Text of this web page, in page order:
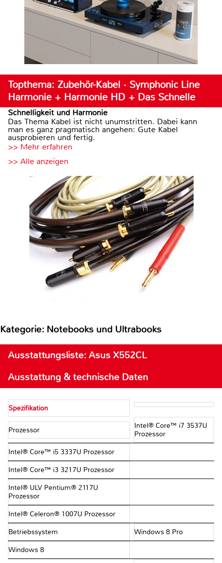
Topthema: Zubehör-Kabel · Symphonic Line
Harmonie + Harmonie HD + Das Schnelle
Schnelligkeit und Harmonie
Das Thema Kabel ist nicht unumstritten. Dabei kann
man es ganz pragmatisch angehen: Gute Kabel
ausprobieren und fertig.
>> Mehr erfahren
>> Alle anzeigen
Kategorie: Notebooks und Ultrabooks
Ausstattungsliste: Asus X552CL
Ausstattung & technische Daten
Spezifikation
Prozessor
Intel® Core™ i7 3537U
Prozessor
Intel® Core™ i5 3337U Prozessor
Intel® Core™ i3 3217U Prozessor
Intel® ULV Pentium® 2117U
Prozessor
Intel® Celeron® 1007U Prozessor
Betriebssystem Windows 8 Pro
Windows 8